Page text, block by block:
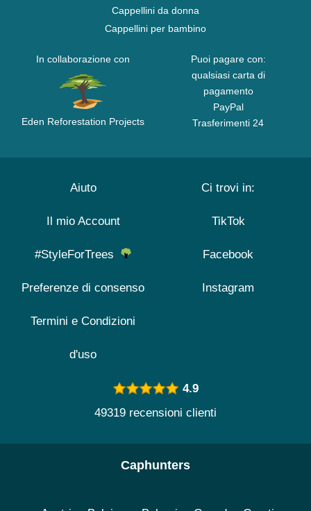
Cappellini da donna
Cappellini per bambino
In collaborazione con
Eden Reforestation Projects
Puoi pagare con:
qualsiasi carta di
pagamento
PayPal
Trasferimenti 24
Aiuto
Il mio Account
#StyleForTrees
Preferenze di consenso
Termini e Condizioni
d'uso
Ci trovi in:
TikTok
Facebook
Instagram
4.9
49319 recensioni clienti
Caphunters